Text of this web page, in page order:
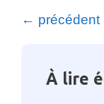
← précédent
À lire